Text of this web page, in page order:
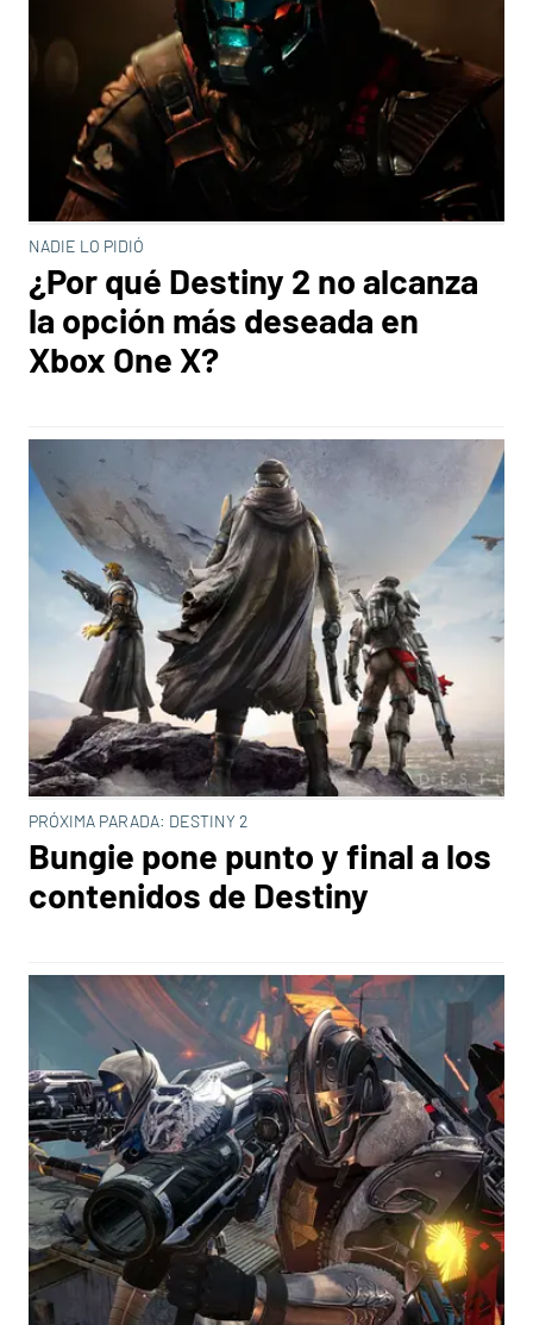
NADIE LO PIDIÓ
¿Por qué Destiny 2 no alcanza
la opción más deseada en
Xbox One X?
PRÓXIMA PARADA: DESTINY 2
Bungie pone punto y final a los
contenidos de Destiny